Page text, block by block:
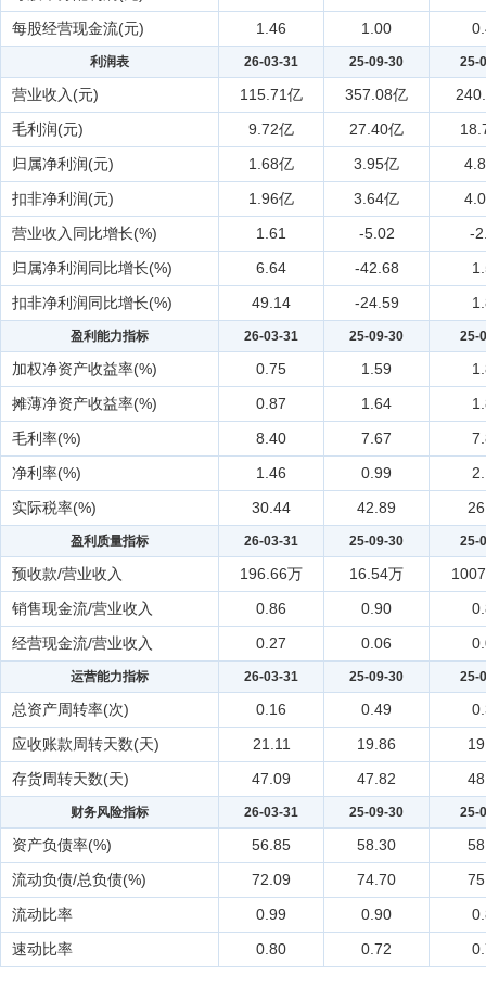
每股经营现金流(元)
1.46 1.00
利润表 26-03-31 25-09-30 25-
营业收入(元) 115.71亿 357.08亿
毛利润(元)
9.72亿 27.40亿
归属净利润(元)
1.68亿 3.95亿
扣非净利润(元)
1.96亿 3.64亿
营业收入同比增长(%)
1.61 -5.02
-
归属净利润同比增长(%)
6.64 -42.68
扣非净利润同比增长(%)
49.14 -24.59
盈利能力指标 26-03-31 25-09-30 25-
加权净资产收益率(%) 0.75 1.59
摊薄净资产收益率(%)
0.87 1.64
毛利率(%)
8.40 7.67
净利率(%)
1.46 0.99
实际税率(%)
30.44 42.89
盈利质量指标 26-03-31 25-09-30 25-
预收款/营业收入 196.66万 16.54万
销售现金流/营业收入
0.86 0.90
经营现金流/营业收入
0.27 0.06
运营能力指标 26-03-31 25-09-30 25-
总资产周转率(次) 0.16 0.49
应收账款周转天数(天)
21.11 19.86
存货周转天数(天)
47.09 47.82
财务风险指标 26-03-31 25-09-30 25-
资产负债率(%) 56.85 58.30
流动负债/总负债(%)
72.09 74.70
流动比率
0.99 0.90
速动比率
0.80 0.72